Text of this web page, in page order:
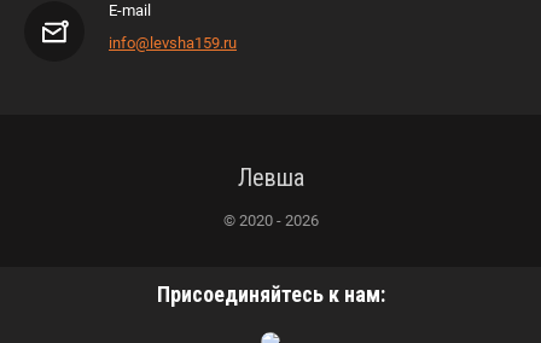
E-mail
info@levsha159.ru
Левша
© 2020 - 2026
Присоединяйтесь к нам: